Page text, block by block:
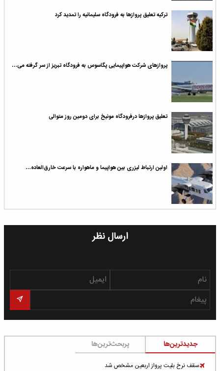
ترکیه تعلیق پروازها به فرودگاه سلیمانیه را تمدید کرد
پروازهای شرکت هواپیمایی پگاسوس به فرودگاه تبریز از سر گرفته می‌…
تعلیق پروازها درفرودگاه مونیخ برای دومین روز متوالی
اولین ارتباط لیزری بین هواپیما و ماهواره با سرعت خارق‌العاده…
ارسال نظر
جدیدترین‌ها پربحث‌ترین‌ها
سقف نرخ بلیت پرواز اربعین مشخص شد